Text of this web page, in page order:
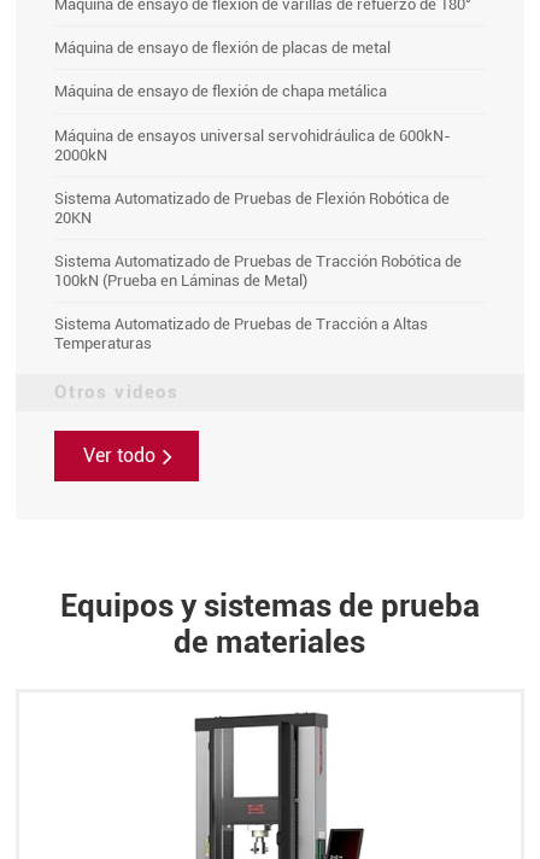
Máquina de ensayo de flexión de varillas de refuerzo de 180°
Máquina de ensayo de flexión de placas de metal
Máquina de ensayo de flexión de chapa metálica
Máquina de ensayos universal servohidráulica de 600kN-
2000kN
Sistema Automatizado de Pruebas de Flexión Robótica de
20KN
Sistema Automatizado de Pruebas de Tracción Robótica de
100kN (Prueba en Láminas de Metal)
Sistema Automatizado de Pruebas de Tracción a Altas
Temperaturas
Otros videos
Ver todo
Equipos y sistemas de prueba
de materiales